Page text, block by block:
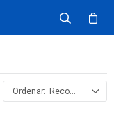
Recomendados